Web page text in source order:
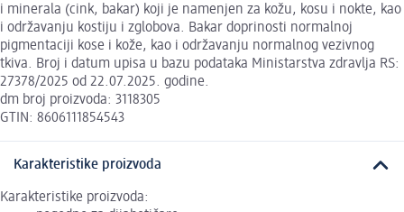
i minerala (cink, bakar) koji je namenjen za kožu, kosu i nokte, kao
i održavanju kostiju i zglobova. Bakar doprinosti normalnoj
pigmentaciji kose i kože, kao i održavanju normalnog vezivnog
tkiva. Broj i datum upisa u bazu podataka Ministarstva zdravlja RS:
27378/2025 od 22.07.2025. godine.
dm broj proizvoda: 3118305
GTIN: 8606111854543
Karakteristike proizvoda
Karakteristike proizvoda: